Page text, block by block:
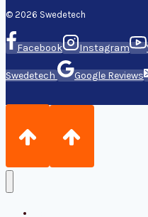
© 2026 Swedetech
Facebook Instagram
Swedetech Google Reviews